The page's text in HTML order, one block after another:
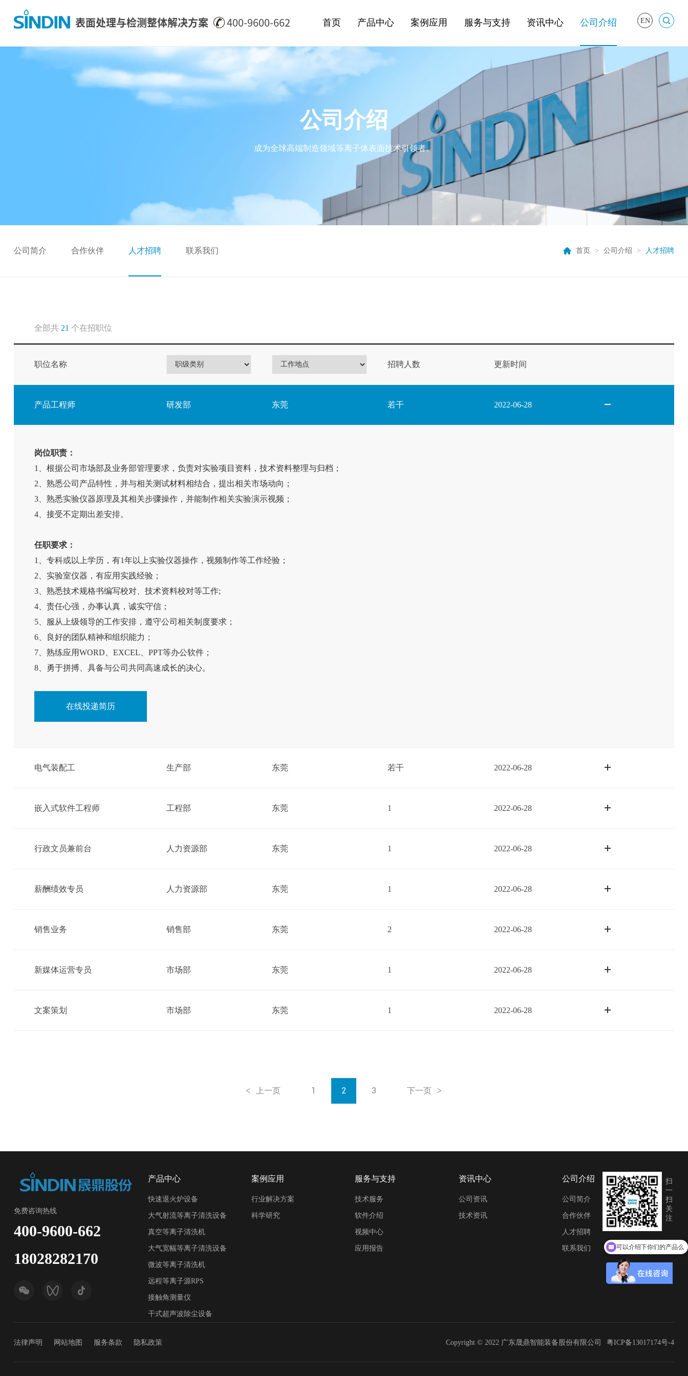
表面处理与检测整体解决方案 400-9600-662 EN
首页 产品中心 案例应用 服务与支持 资讯中心 公司介绍
公司介绍
成为全球高端制造领域等离子体表面技术引领者。
首页 > 公司介绍 > 人才招聘
公司简介 合作伙伴 人才招聘 联系我们
全部共 21 个在招职位
职位名称 招聘人数 更新时间
产品工程师 研发部 东莞 若干 2022-06-28
岗位职责：
1、根据公司市场部及业务部管理要求，负责对实验项目资料，技术资料整理与归档；
2、熟悉公司产品特性，并与相关测试材料相结合，提出相关市场动向；
3、熟悉实验仪器原理及其相关步骤操作，并能制作相关实验演示视频；
4、接受不定期出差安排。
任职要求：
1、专科或以上学历，有1年以上实验仪器操作，视频制作等工作经验；
2、实验室仪器，有应用实践经验；
3、熟悉技术规格书编写校对、技术资料校对等工作;
4、责任心强，办事认真，诚实守信；
5、服从上级领导的工作安排，遵守公司相关制度要求；
6、良好的团队精神和组织能力；
7、熟练应用WORD、EXCEL、PPT等办公软件；
8、勇于拼搏、具备与公司共同高速成长的决心。
在线投递简历
电气装配工 生产部 东莞 若干 2022-06-28
嵌入式软件工程师 工程部 东莞 1 2022-06-28
行政文员兼前台 人力资源部 东莞 1 2022-06-28
薪酬绩效专员 人力资源部 东莞 1 2022-06-28
销售业务 销售部 东莞 2 2022-06-28
新媒体运营专员 市场部 东莞 1 2022-06-28
文案策划 市场部 东莞 1 2022-06-28
上一页 1 2 3 下一页
产品中心
快速退火炉设备
大气射流等离子清洗设备
真空等离子清洗机
大气宽幅等离子清洗设备
微波等离子清洗机
远程等离子源RPS
接触角测量仪
干式超声波除尘设备
案例应用
行业解决方案
科学研究
服务与支持
技术服务
软件介绍
视频中心
应用报告
资讯中心
公司资讯
技术资讯
公司介绍
公司简介
合作伙伴
人才招聘
联系我们
扫
一
扫
关
注
免费咨询热线
400-9600-662
18028282170
法律声明 网站地图 服务条款 隐私政策 Copyright © 2022 广东晟鼎智能装备股份有限公司 粤ICP备13017174号-4
可以介绍下你们的产品么